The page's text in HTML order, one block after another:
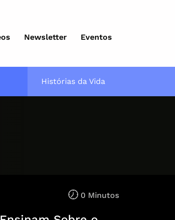
Newsletter Eventos
Histórias da Vida
0 Minutos